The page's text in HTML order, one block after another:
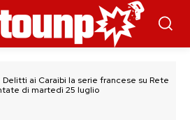
Delitti ai Caraibi la serie francese su Rete
di martedì 25 luglio